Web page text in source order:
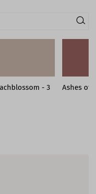
- 3 Ashes of